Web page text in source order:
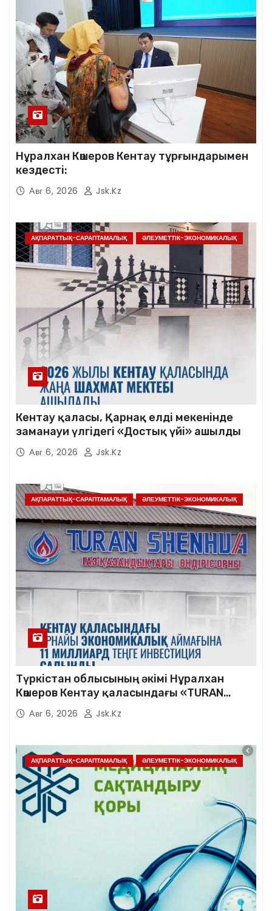
Нұралхан Көшеров Кентау тұрғындарымен
кездесті:
Авг 6, 2026 Jsk.kz
АҚПАРАТТЫҚ-САРАПТАМАЛЫҚ ӘЛЕУМЕТТІК-ЭКОНОМИКАЛЫҚ
Кентау қаласы, Қарнақ елді мекенінде
заманауи үлгідегі «Достық үйі» ашылды
Авг 6, 2026 Jsk.kz
АҚПАРАТТЫҚ-САРАПТАМАЛЫҚ ӘЛЕУМЕТТІК-ЭКОНОМИКАЛЫҚ
Түркістан облысының әкімі Нұралхан
Көшеров Кентау қаласындағы «TURAN
SHENHUA» зауытының жұмысымен
танысты
Авг 6, 2026 Jsk.kz
АҚПАРАТТЫҚ-САРАПТАМАЛЫҚ ӘЛЕУМЕТТІК-ЭКОНОМИКАЛЫҚ